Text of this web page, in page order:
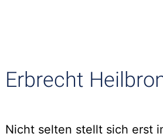
Erbrecht
Nicht selten stellt sich erst